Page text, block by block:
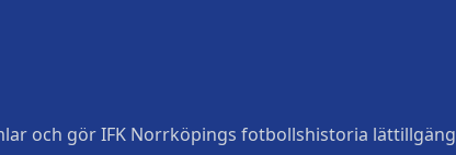
och gör IFK Norrköpings fotbollshistoria